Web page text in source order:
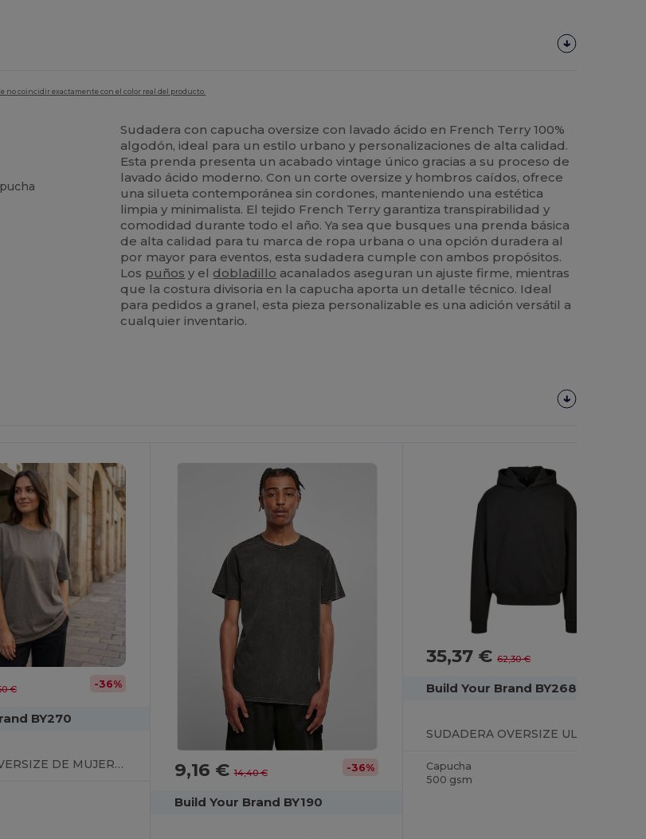
no coincidir exactamente con el color real del producto.
Sudadera con capucha oversize con lavado ácido en French Terry 100%
algodón, ideal para un estilo urbano y personalizaciones de alta calidad.
Esta prenda presenta un acabado vintage único gracias a su proceso de
lavado ácido moderno. Con un corte oversize y hombros caídos, ofrece
una silueta contemporánea sin cordones, manteniendo una estética
limpia y minimalista. El tejido French Terry garantiza transpirabilidad y
comodidad durante todo el año. Ya sea que busques una prenda básica
de alta calidad para tu marca de ropa urbana o una opción duradera al
por mayor para eventos, esta sudadera cumple con ambos propósitos.
Los puños y el dobladillo acanalados aseguran un ajuste firme, mientras
que la costura divisoria en la capucha aporta un detalle técnico. Ideal
para pedidos a granel, esta pieza personalizable es una adición versátil a
cualquier inventario.
€ -36%
BY270
CAMISETA OVERSIZE DE MUJER LAVADA AL ÁCIDO 9,16 €14,40 € -36%
Build Your Brand BY190
35,37 €62,30 €
Build Your Brand BY268
Capucha
500 gsm